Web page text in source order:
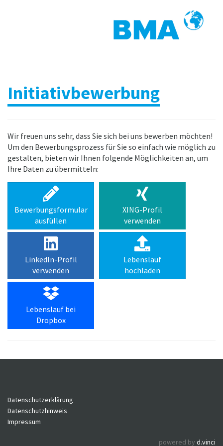
Initiativbewerbung
Wir freuen uns sehr, dass Sie sich bei uns bewerben möchten!
Um den Bewerbungsprozess für Sie so einfach wie möglich zu
gestalten, bieten wir Ihnen folgende Möglichkeiten an, um
Ihre Daten zu übermitteln:
Bewerbungsformular
ausfüllen
XING-Profil
verwenden
LinkedIn-Profil
verwenden
Lebenslauf
hochladen
Lebenslauf bei
Dropbox
Datenschutzerklärung
Datenschutzhinweis
Impressum
powered by d.vinci